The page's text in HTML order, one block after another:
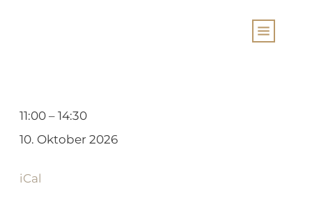
Sång-
Projekt
5
11:00 – 14:30
10. Oktober 2026
iCal